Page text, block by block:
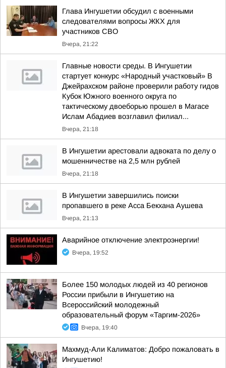
Глава Ингушетии обсудил с военными
следователями вопросы ЖКХ для
участников СВО
Вчера, 21:22
Главные новости среды. В Ингушетии
стартует конкурс «Народный участковый» В
Джейрахском районе проверили работу гидов
Кубок Южного военного округа по
тактическому двоеборью прошел в Магасе
Ислам Абадиев возглавил филиал...
Вчера, 21:18
В Ингушетии арестовали адвоката по делу о
мошенничестве на 2,5 млн рублей
Вчера, 21:18
В Ингушетии завершились поиски
пропавшего в реке Асса Бекхана Аушева
Вчера, 21:13
Аварийное отключение электроэнергии!
Вчера, 19:52
Более 150 молодых людей из 40 регионов
России прибыли в Ингушетию на
Всероссийский молодежный
образовательный форум «Таргим-2026»
Вчера, 19:40
Махмуд-Али Калиматов: Добро пожаловать в
Ингушетию!